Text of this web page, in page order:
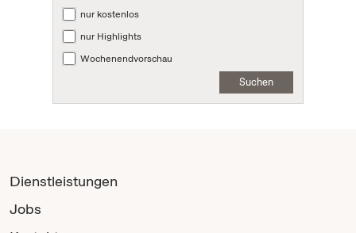
nur kostenlos
nur Highlights
Wochenendvorschau
Suchen
Dienstleistungen
Jobs